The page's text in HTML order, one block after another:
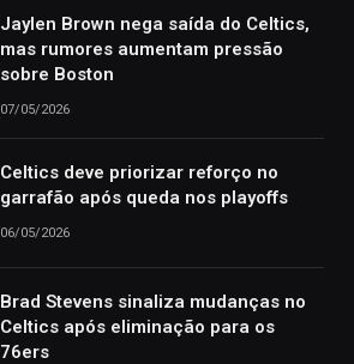
Jaylen Brown nega saída do Celtics,
mas rumores aumentam pressão
sobre Boston
07/05/2026
Celtics deve priorizar reforço no
garrafão após queda nos playoffs
06/05/2026
Brad Stevens sinaliza mudanças no
Celtics após eliminação para os
76ers